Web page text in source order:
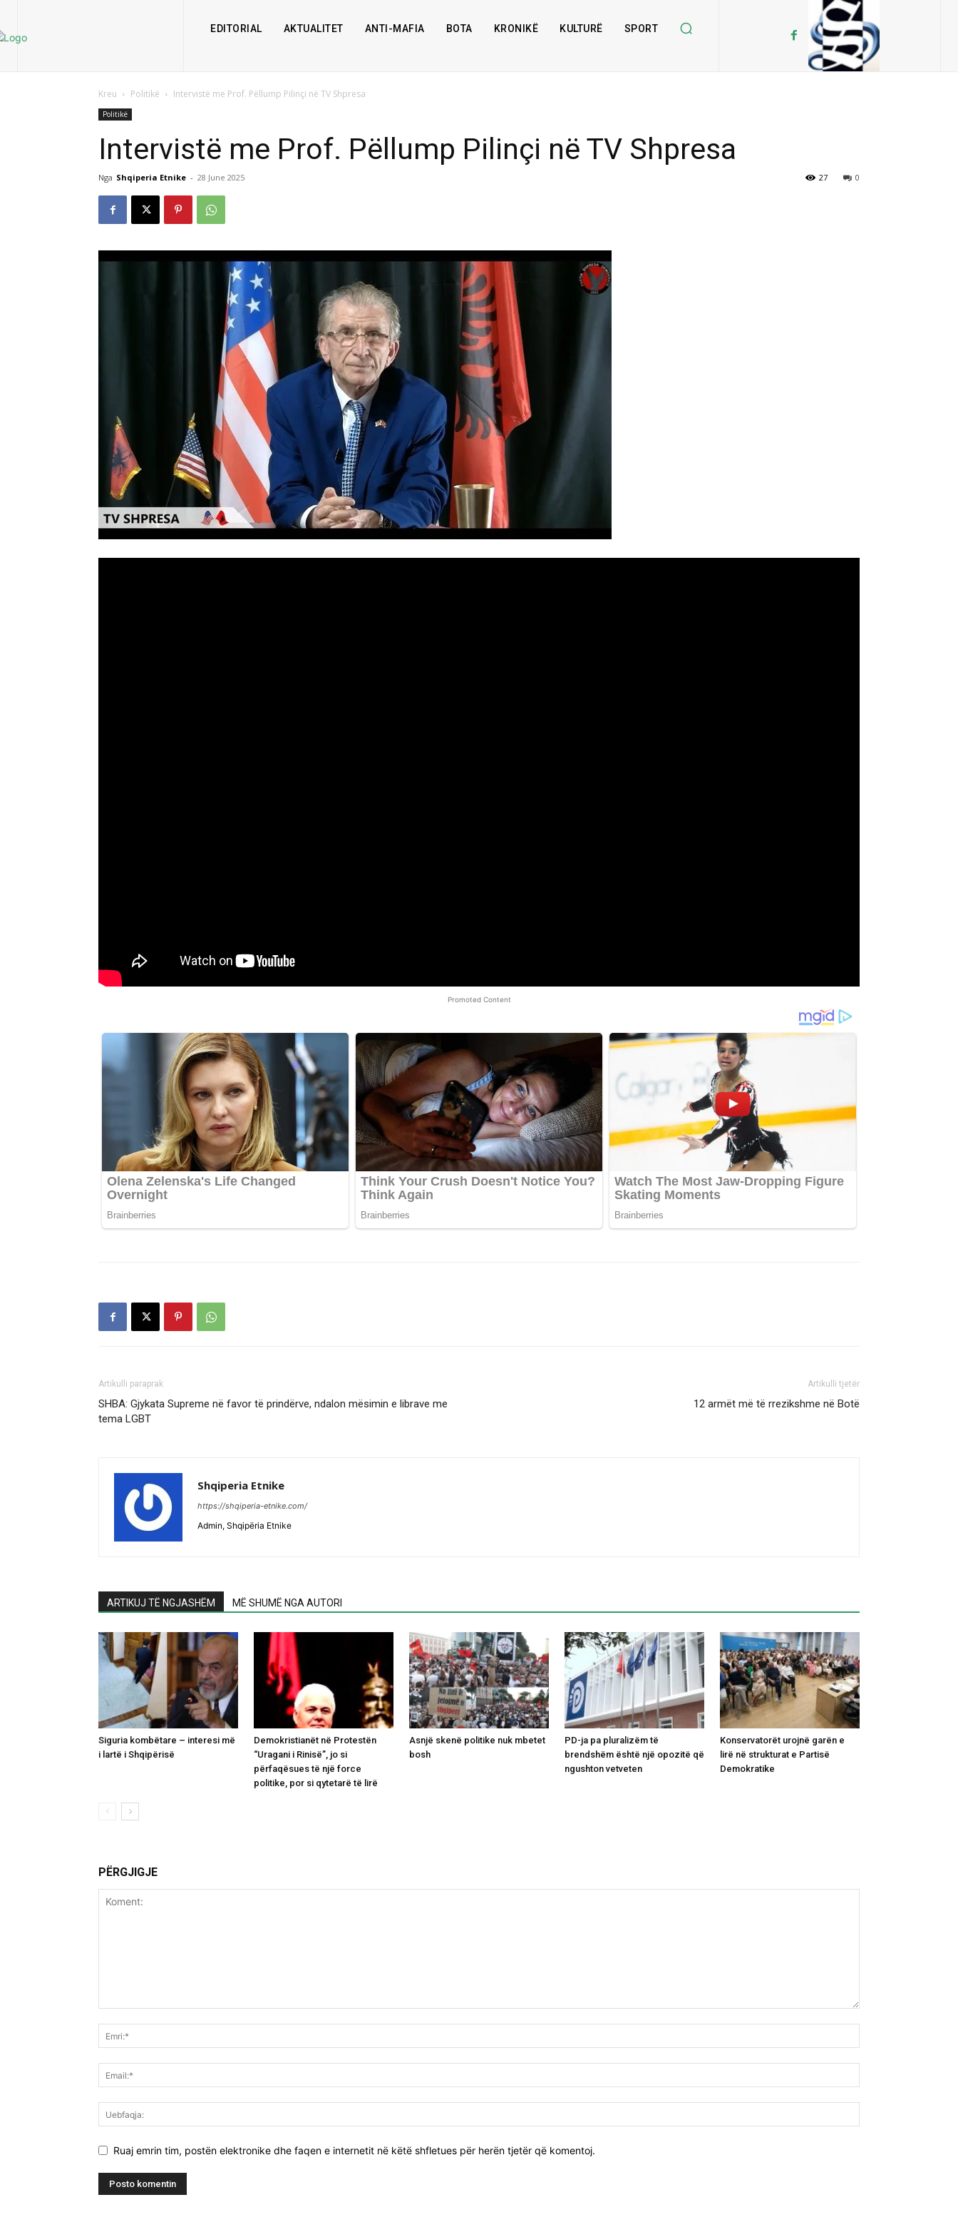
EDITORIAL AKTUALITET ANTI-MAFIA BOTA KRONIKË KULTURË SPORT
Kreu Politikë Intervistë me Prof. Pëllump Pilinçi në TV Shpresa
Politikë
Intervistë me Prof. Pëllump Pilinçi në TV Shpresa
Nga Shqiperia Etnike - 28 June 2025 0
27
Promoted Content
Artikulli paraprak
SHBA: Gjykata Supreme në favor të prindërve, ndalon mësimin e librave me
tema LGBT
Artikulli tjetër
12 armët më të rrezikshme në Botë
Shqiperia Etnike
https://shqiperia-etnike.com/
Admin, Shqipëria Etnike
ARTIKUJ TË NGJASHËM MË SHUMË NGA AUTORI
Siguria kombëtare – interesi më
i lartë i Shqipërisë
Demokristianët në Protestën
“Uragani i Rinisë”, jo si
përfaqësues të një force
politike, por si qytetarë të lirë
Asnjë skenë politike nuk mbetet
bosh
PD-ja pa pluralizëm të
brendshëm është një opozitë që
ngushton vetveten
Konservatorët urojnë garën e
lirë në strukturat e Partisë
Demokratike
PËRGJIGJE
Ruaj emrin tim, postën elektronike dhe faqen e internetit në këtë shfletues për herën tjetër që komentoj.